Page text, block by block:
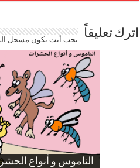
اترك تعليقاً يجب أنت تكون مسجل
الناموس و أنواع
الموظفين بعد ارتفاع
ارتفاع نسبة الطلاق
صورة كاركاتيرية
صورة كاركاتيرية